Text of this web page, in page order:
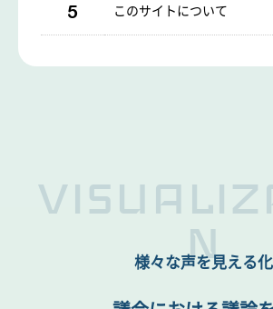
5 このサイトについて
N
様々な声を見える化